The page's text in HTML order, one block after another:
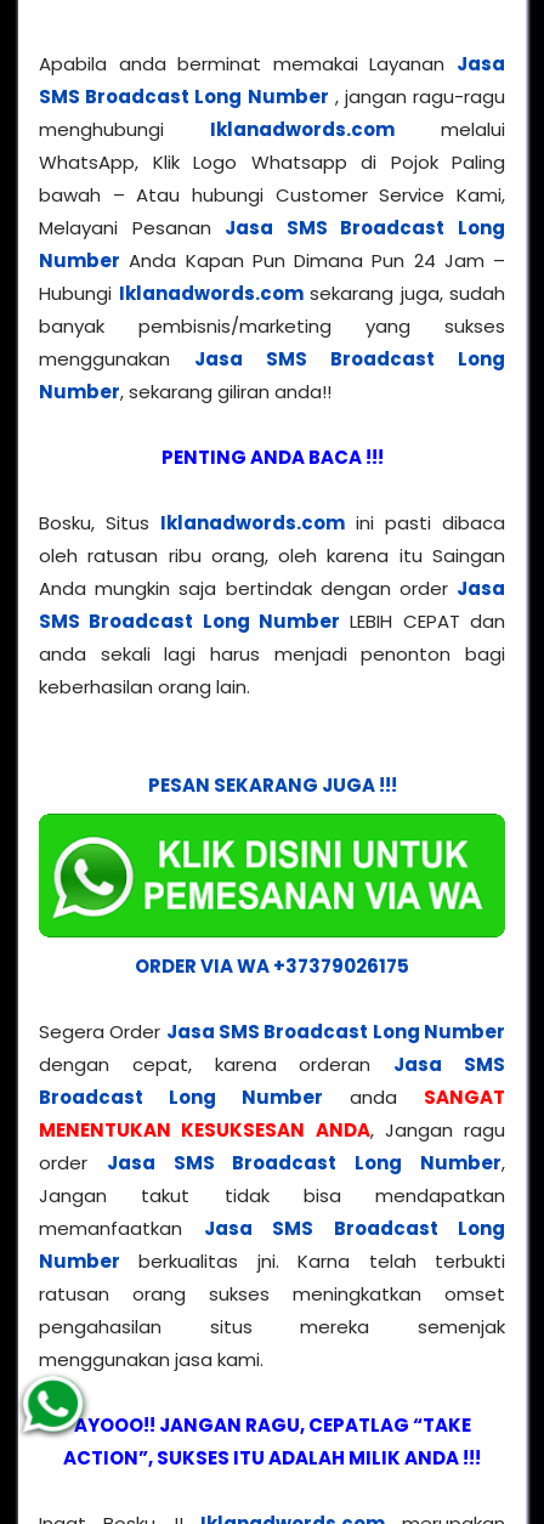
Apabila anda berminat memakai Layanan Jasa
SMS Broadcast Long Number , jangan ragu-ragu
menghubungi Iklanadwords.com melalui
WhatsApp, Klik Logo Whatsapp di Pojok Paling
bawah – Atau hubungi Customer Service Kami,
Melayani Pesanan Jasa SMS Broadcast Long
Number Anda Kapan Pun Dimana Pun 24 Jam –
Hubungi Iklanadwords.comsekarang juga, sudah
banyak pembisnis/marketing yang sukses
menggunakan Jasa SMS Broadcast Long
Number, sekarang giliran anda!!
PENTING ANDA BACA !!!
Bosku, Situs Iklanadwords.com ini pasti dibaca
oleh ratusan ribu orang, oleh karena itu Saingan
Anda mungkin saja bertindak dengan order Jasa
SMS Broadcast Long Number LEBIH CEPAT dan
anda sekali lagi harus menjadi penonton bagi
keberhasilan orang lain.
PESAN SEKARANG JUGA !!!
ORDER VIA WA +37379026175
Segera Order Jasa SMS Broadcast Long Number
dengan cepat, karena orderan Jasa SMS
Broadcast Long Number anda SANGAT
MENENTUKAN KESUKSESAN ANDA, Jangan ragu
order Jasa SMS Broadcast Long Number,
Jangan takut tidak bisa mendapatkan
memanfaatkan Jasa SMS Broadcast Long
Number berkualitas jni. Karna telah terbukti
ratusan orang sukses meningkatkan omset
pengahasilan situs mereka semenjak
menggunakan jasa kami.
AYOOO!! JANGAN RAGU, CEPATLAG “TAKE
ACTION”, SUKSES ITU ADALAH MILIK ANDA !!!